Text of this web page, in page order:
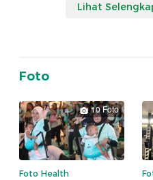
Lihat
Foto
10 Foto
Foto Health